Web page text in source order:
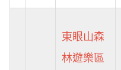
東眼山森
林遊樂區